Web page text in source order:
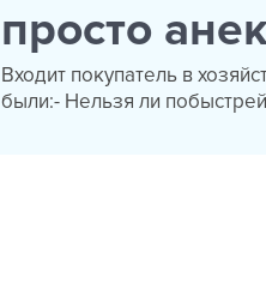
просто
Входит покупатель в
были:- Hельзя ли